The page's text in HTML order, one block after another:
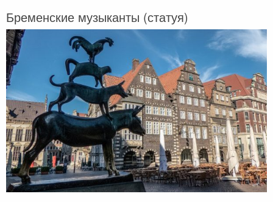
Бременские музыканты (статуя)